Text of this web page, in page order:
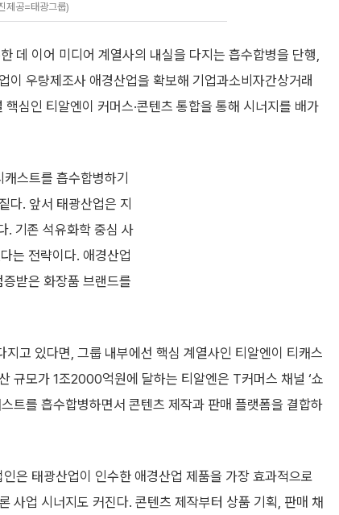
제공=태광그룹)
데 이어 미디어 계열사의 내실을 다지는 흡수합병을 단행,
우량제조사 애경산업을 확보해 기업과소비자간상거래
심인 티알엔이 커머스·콘텐츠 통합을 통해 시너지를 배가
스트를 흡수합병하기
다. 앞서 태광산업은 지
. 기존 석유화학 중심 사
는 전략이다. 애경산업
증받은 화장품 브랜드를
고 있다면, 그룹 내부에선 핵심 계열사인 티알엔이 티캐스
규모가 1조2000억원에 달하는 티알엔은 T커머스 채널 ‘쇼
트를 흡수합병하면서 콘텐츠 제작과 판매 플랫폼을 결합하
은 태광산업이 인수한 애경산업 제품을 가장 효과적으로
사업 시너지도 커진다. 콘텐츠 제작부터 상품 기획, 판매 채